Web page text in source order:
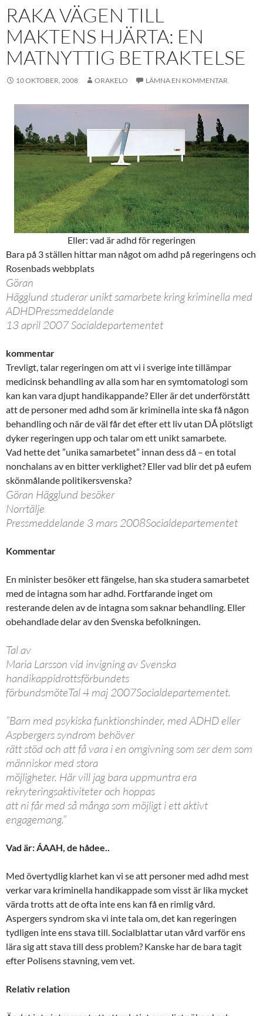
RAKA VÄGEN TILL
MAKTENS HJÄRTA: EN
MATNYTTIG BETRAKTELSE
10 OKTOBER, 2008 ORAKELO LÄMNA EN KOMMENTAR
Eller: vad är adhd för regeringen
Bara på 3 ställen hittar man något om adhd på regeringens och
Rosenbads webbplats
Göran
Hägglund studerar unikt samarbete kring kriminella med
ADHDPressmeddelande
13 april 2007 Socialdepartementet
kommentar
Trevligt, talar regeringen om att vi i sverige inte tillämpar
medicinsk behandling av alla som har en symtomatologi som
kan kan vara djupt handikappande? Eller är det underförstått
att de personer med adhd som är kriminella inte ska få någon
behandling och när de väl får det efter ett liv utan DÅ plötsligt
dyker regeringen upp och talar om ett unikt samarbete.
Vad hette det ”unika samarbetet” innan dess då – en total
nonchalans av en bitter verklighet? Eller vad blir det på eufem
skönmålande politikersvenska?
Göran Hägglund besöker
Norrtälje
Pressmeddelande 3 mars 2008Socialdepartementet
Kommentar
En minister besöker ett fängelse, han ska studera samarbetet
med de intagna som har adhd. Fortfarande inget om
resterande delen av de intagna som saknar behandling. Eller
obehandlade delar av den Svenska befolkningen.
Tal av
Maria Larsson vid invigning av Svenska
handikappidrottsförbundets
förbundsmöteTal 4 maj 2007Socialdepartementet.
”Barn med psykiska funktionshinder, med ADHD eller
Aspbergers syndrom behöver
rätt stöd och att få vara i en omgivning som ser dem som
människor med stora
möjligheter. Här vill jag bara uppmuntra era
rekryteringsaktiviteter och hoppas
att ni får med så många som möjligt i ett aktivt
engagemang.”
Vad är: ÁAAH, de hådee..
Med övertydlig klarhet kan vi se att personer med adhd mest
verkar vara kriminella handikappade som visst är lika mycket
värda trotts att de ofta inte ens kan få en rimlig vård.
Aspergers syndrom ska vi inte tala om, det kan regeringen
tydligen inte ens stava till. Socialblattar utan vård varför ens
lära sig att stava till dess problem? Kanske har de bara tagit
efter Polisens stavning, vem vet.
Relativ relation